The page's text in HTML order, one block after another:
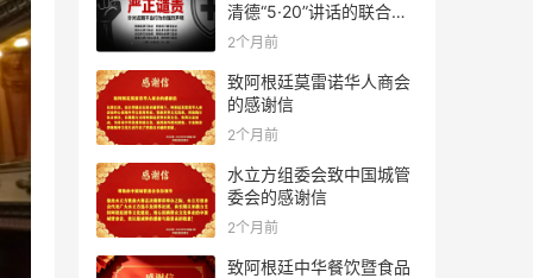
清德“5·20”讲话的联合声
明
2个月前
致阿根廷莫雷诺华人商会
的感谢信
2个月前
水立方组委会致中国城管
委会的感谢信
2个月前
致阿根廷中华餐饮暨食品